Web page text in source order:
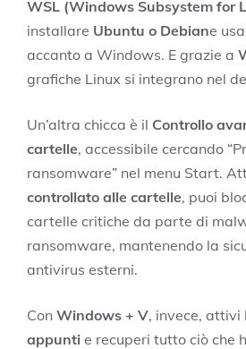
WSL (Windows Subsystem for
installare Ubuntu o Debiane
accanto a Windows. E grazie a
grafiche Linux si integrano nel
Un’altra chicca è il Controllo
cartelle, accessibile cercando
ransomware” nel menu Start.
controllato alle cartelle, puoi
cartelle critiche da parte di
ransomware, mantenendo la
antivirus esterni.
Con Windows + V, invece, attivi
appunti e recuperi tutto ciò che